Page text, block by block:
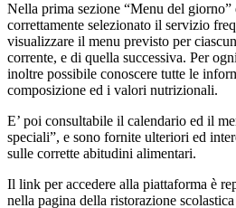
Nella prima sezione “Menu del giorno”
correttamente selezionato il servizio
visualizzare il menu previsto per
corrente, e di quella successiva. Per
inoltre possibile conoscere tutte le
composizione ed i valori nutrizionali.
E’ poi consultabile il calendario ed il
speciali”, e sono fornite ulteriori ed
sulle corrette abitudini alimentari.
Il link per accedere alla piattaforma è
nella pagina della ristorazione